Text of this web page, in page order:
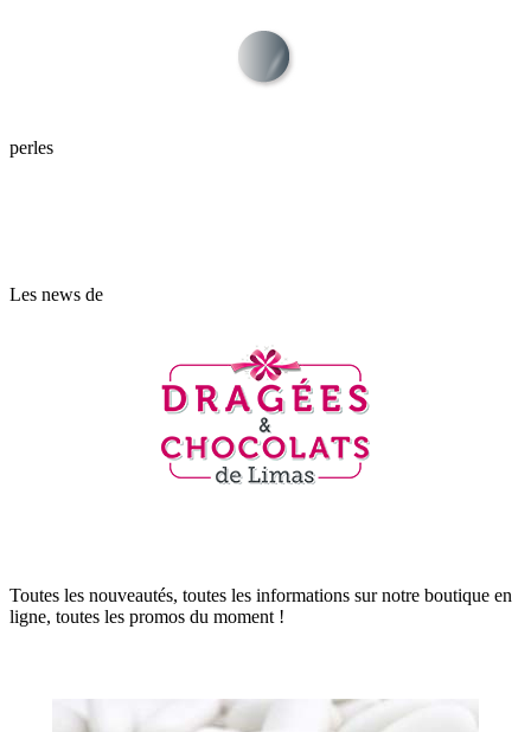
perles
Les news de
Toutes les nouveautés, toutes les informations sur notre boutique en
ligne, toutes les promos du moment !